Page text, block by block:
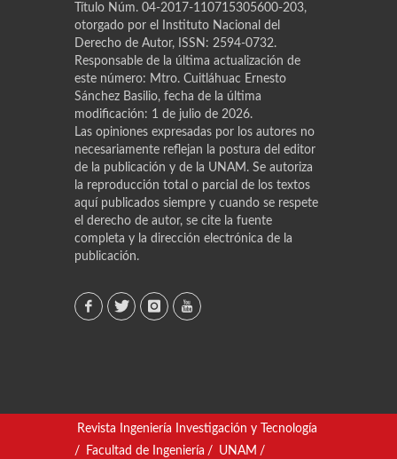
Título Núm. 04-2017-110715305600-203,
otorgado por el Instituto Nacional del
Derecho de Autor, ISSN: 2594-0732.
Responsable de la última actualización de
este número: Mtro. Cuitláhuac Ernesto
Sánchez Basilio, fecha de la última
modificación: 1 de julio de 2026.
Las opiniones expresadas por los autores no
necesariamente reflejan la postura del editor
de la publicación y de la UNAM. Se autoriza
la reproducción total o parcial de los textos
aquí publicados siempre y cuando se respete
el derecho de autor, se cite la fuente
completa y la dirección electrónica de la
publicación.
Revista Ingeniería Investigación y Tecnología
/
Facultad de Ingeniería / UNAM /